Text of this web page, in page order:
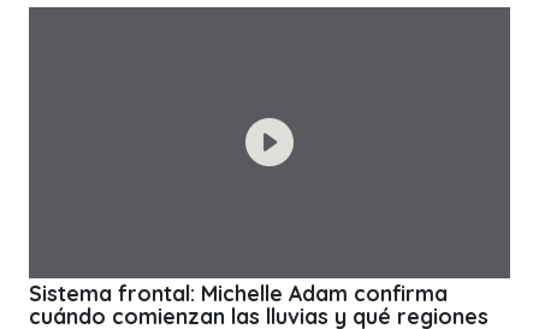
Sistema frontal: Michelle Adam confirma
cuándo comienzan las lluvias y qué regiones